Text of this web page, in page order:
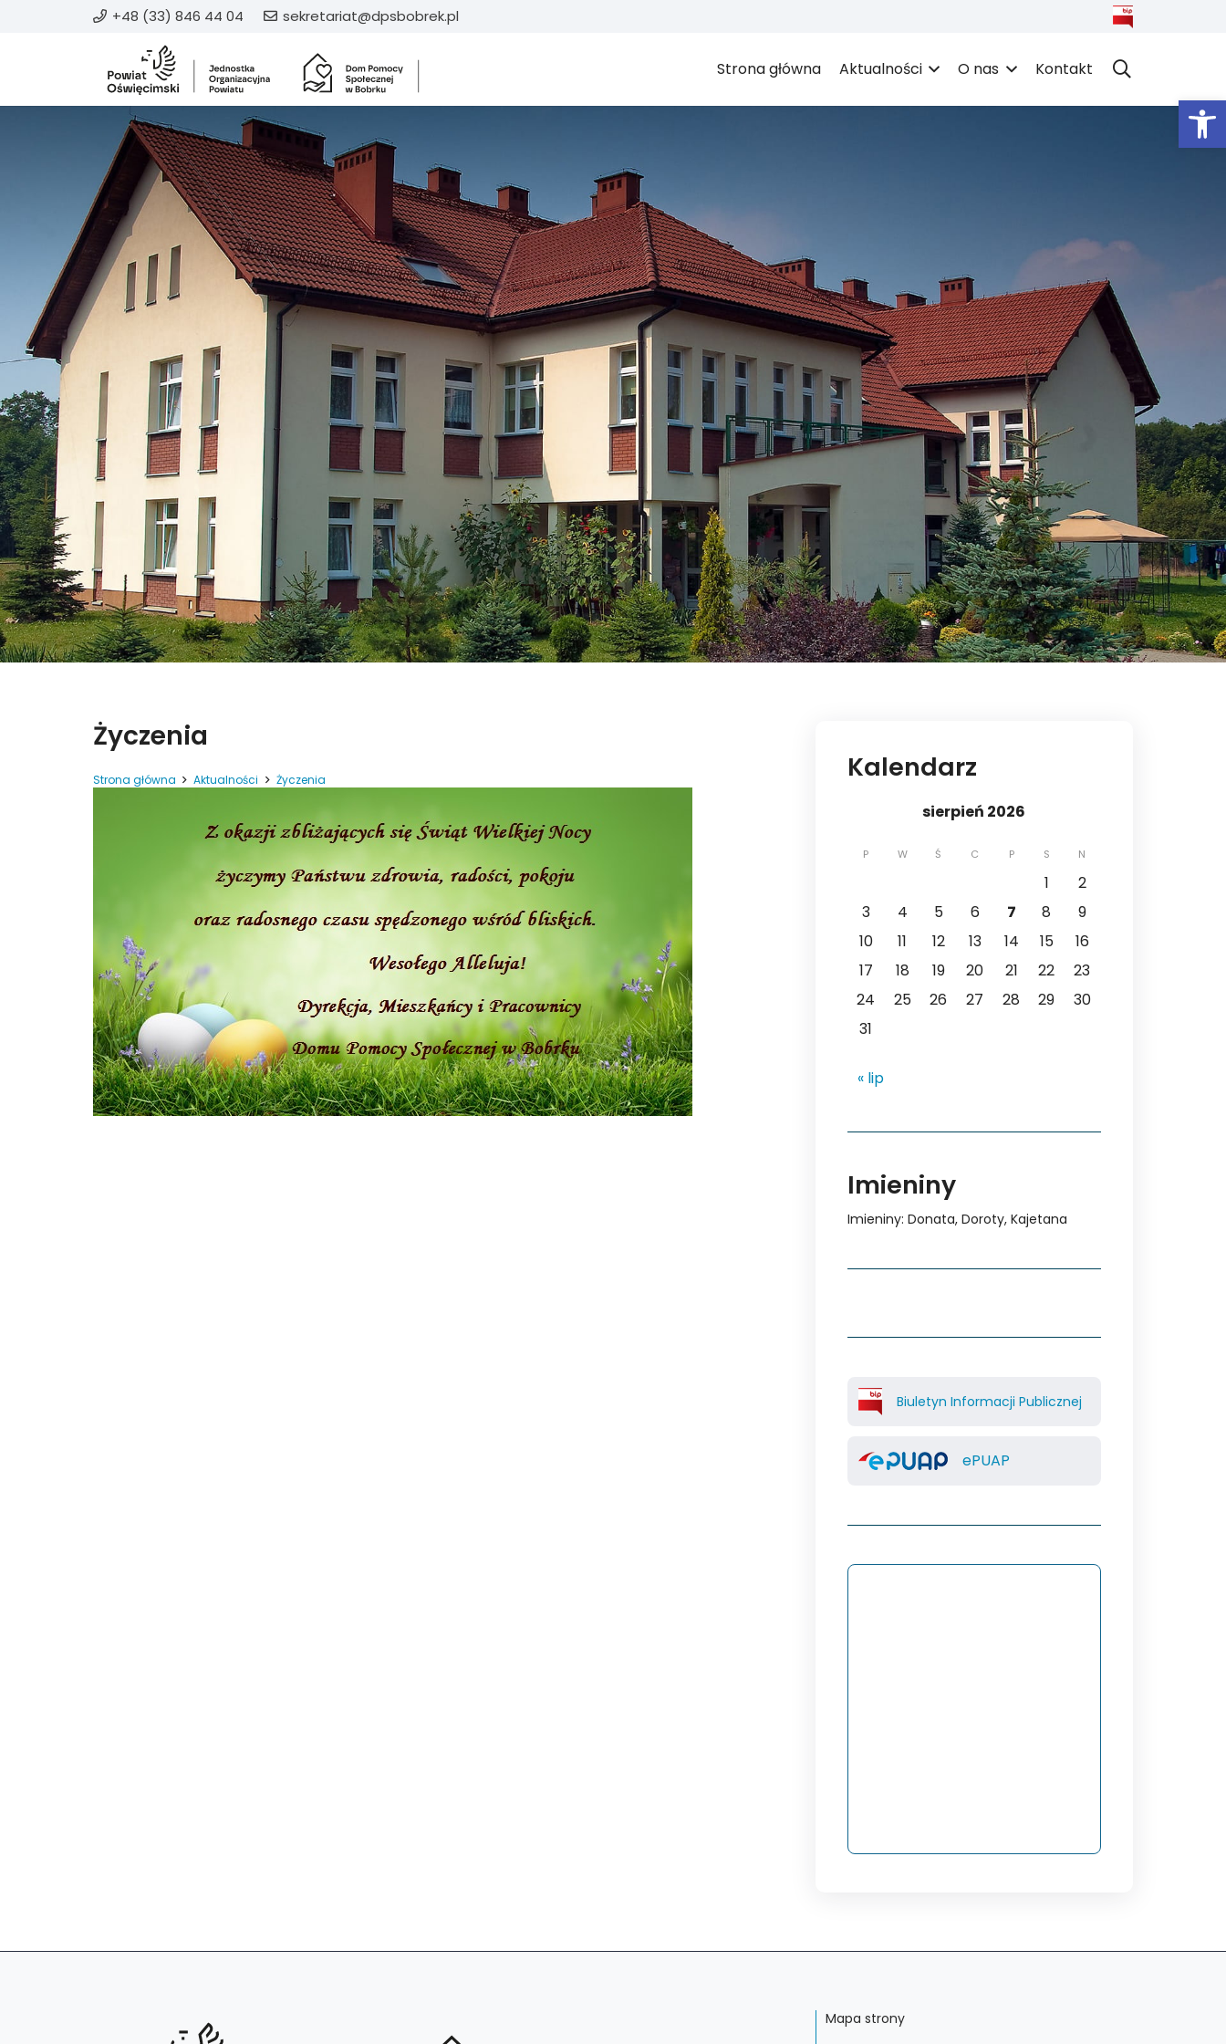
+48 (33) 846 44 04 sekretariat@dpsbobrek.pl
Strona główna Aktualności O nas Kontakt
Życzenia
Strona główna Aktualności Życzenia Kalendarz
sierpień 2026
P W Ś C P S N
1
2
3
4 5 6 7 8
9
10
11 12 13 14 15
16
17
18 19 20 21 22
23
24
25 26 27 28 29
30
31
« lip
Imieniny
Imieniny: Donata, Doroty, Kajetana
Biuletyn Informacji Publicznej
ePUAP
Mapa strony